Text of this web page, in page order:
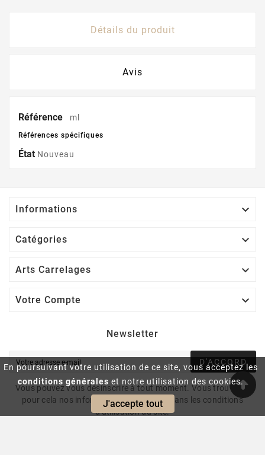
En poursuivant votre utilisation de ce site, vous acceptez les
conditions générales et notre utilisation des cookies.
J'accepte tout
Détails du produit
Avis
Référence ml
Références spécifiques
État Nouveau
Informations 
Catégories 
Arts Carrelages 
Votre Compte 
Newsletter
D'ACCORD
Vous pouvez vous désinscrire à tout moment. Vous trouverez
pour cela nos informations de contact dans les conditions
d'utilisation du site.